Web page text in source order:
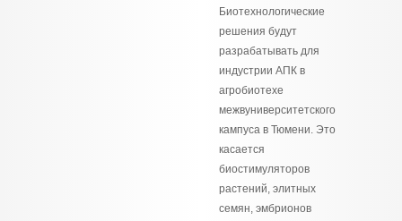
Биотехнологические
решения будут
разрабатывать для
индустрии АПК в
агробиотехе
межвуниверситетского
кампуса в Тюмени. Это
касается
биостимуляторов
растений, элитных
семян, эмбрионов